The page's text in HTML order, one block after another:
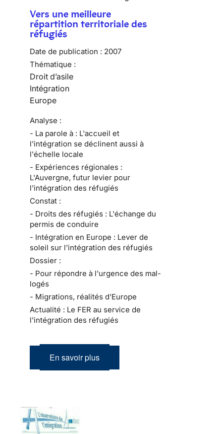
Vers une meilleure
répartition territoriale des
réfugiés
Date de publication : 2007
Thématique :
Droit d’asile
Intégration
Europe
Analyse :
- La parole à : L'accueil et
l'intégration se déclinent aussi à
l'échelle locale
- Expériences régionales :
L'Auvergne, futur levier pour
l'intégration des réfugiés
Constat :
- Droits des réfugiés : L'échange du
permis de conduire
- Intégration en Europe : Lever de
soleil sur l'intégration des réfugiés
Dossier :
- Pour répondre à l'urgence des mal-
logés
- Migrations, réalités d'Europe
Actualité : Le FER au service de
l'intégration des réfugiés
En savoir plus